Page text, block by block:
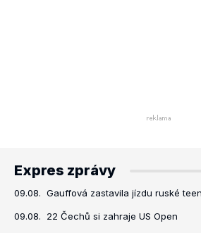
Expres zprávy
09.08. Gauffová zastavila jízdu ruské
09.08. 22 Čechů si zahraje US Open